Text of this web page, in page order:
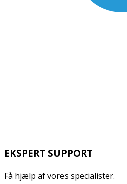
EKSPERT SUPPORT
Få hjælp af vores specialister.